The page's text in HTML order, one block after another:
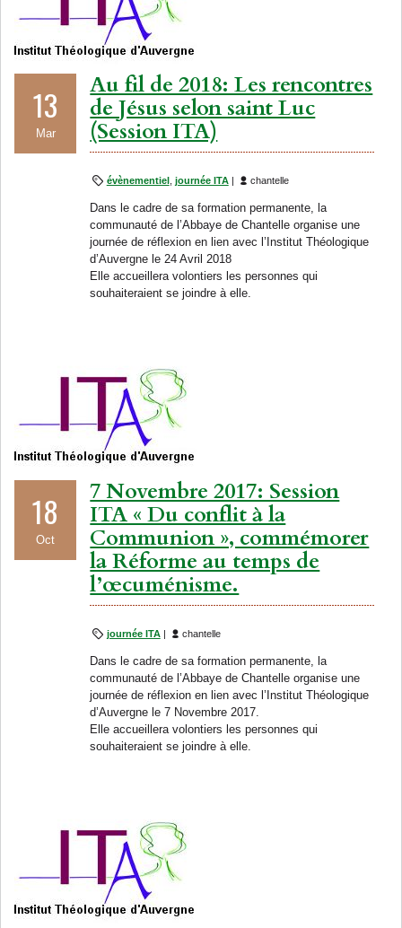
13
Mar
Au fil de 2018: Les rencontres
de Jésus selon saint Luc
(Session ITA)
évènementiel journée ITA chantelle
Dans le cadre de sa formation permanente, la
communauté de l’Abbaye de Chantelle organise une
journée de réflexion en lien avec l’Institut Théologique
d’Auvergne le 24 Avril 2018
Elle accueillera volontiers les personnes qui
souhaiteraient se joindre à elle.
18
Oct
7 Novembre 2017: Session
ITA « Du conflit à la
Communion », commémorer
la Réforme au temps de
l’œcuménisme.
journée ITA | chantelle
Dans le cadre de sa formation permanente, la
communauté de l’Abbaye de Chantelle organise une
journée de réflexion en lien avec l’Institut Théologique
d’Auvergne le 7 Novembre 2017.
Elle accueillera volontiers les personnes qui
souhaiteraient se joindre à elle.